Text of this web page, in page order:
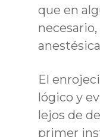
que en
El
lógico y
lejos de
primer